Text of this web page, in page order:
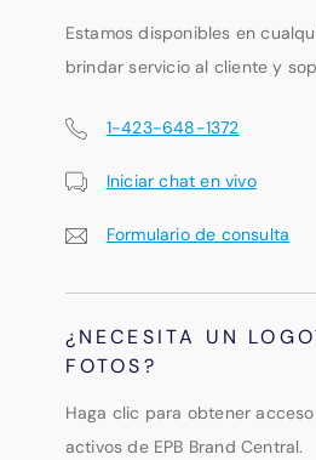
Estamos disponibles en
brindar servicio al cliente y
1-423-648-1372
Iniciar chat en vivo
Formulario de consulta
¿NECESITA UN
FOTOS?
Haga clic para obtener
activos de EPB Brand Central.